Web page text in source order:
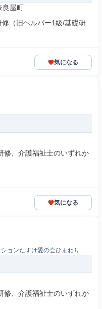
良屋町
（旧ヘルパー1級/基礎研
気になる
修、介護福祉士のいずれか
気になる
ョンたすけ愛の会ひまわり
修、介護福祉士のいずれか